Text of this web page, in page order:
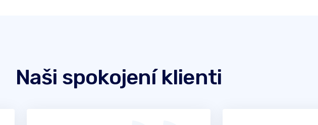
Naši spokojení klienti